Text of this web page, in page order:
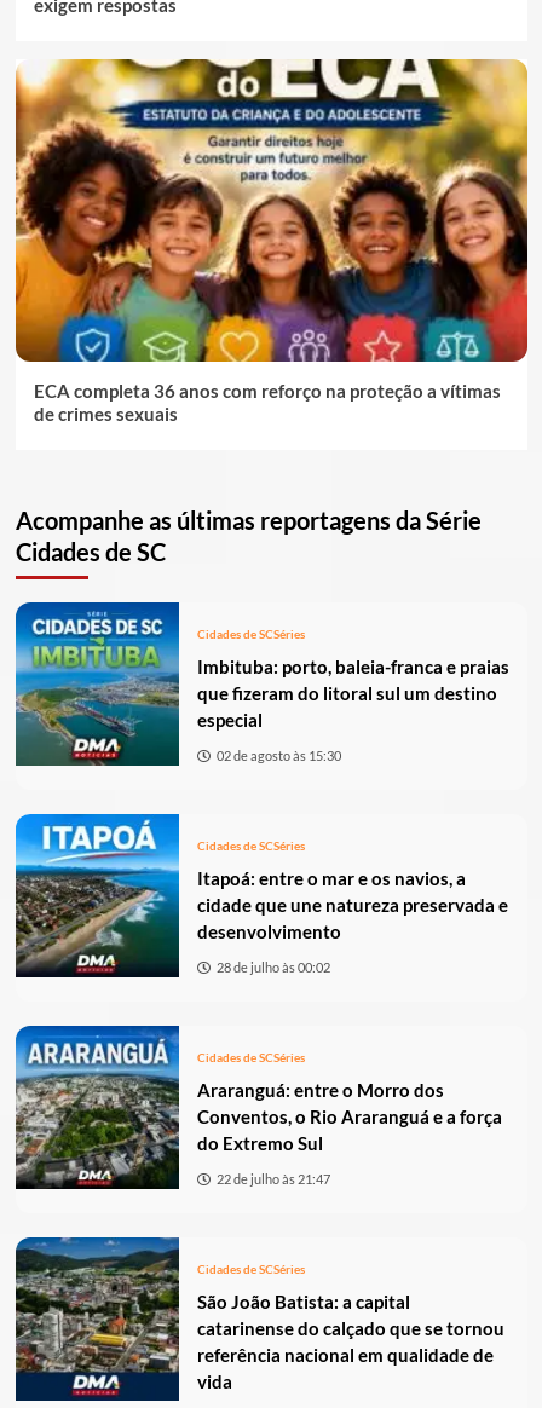
exigem respostas
ECA completa 36 anos com reforço na proteção a vítimas
de crimes sexuais
Acompanhe as últimas reportagens da Série
Cidades de SC
Cidades de SCSéries
Imbituba: porto, baleia-franca e praias
que fizeram do litoral sul um destino
especial
02 de agosto às 15:30
Cidades de SCSéries
Itapoá: entre o mar e os navios, a
cidade que une natureza preservada e
desenvolvimento
28 de julho às 00:02
Cidades de SCSéries
Araranguá: entre o Morro dos
Conventos, o Rio Araranguá e a força
do Extremo Sul
22 de julho às 21:47
Cidades de SCSéries
São João Batista: a capital
catarinense do calçado que se tornou
referência nacional em qualidade de
vida